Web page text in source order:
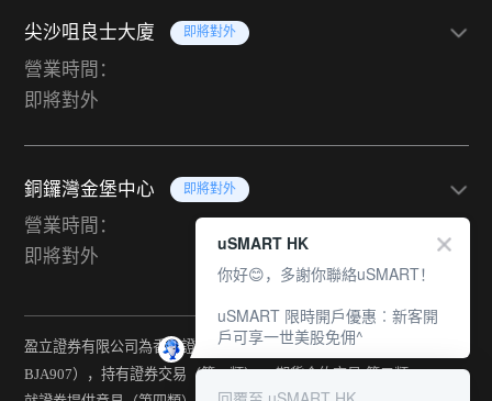
尖沙咀良士大廈 即將對外
營業時間：
即將對外
銅鑼灣金堡中心 即將對外
營業時間：
即將對外
盈立證券有限公司為香港證監會持牌法團（中央編號：
BJA907），持有證券交易（第一類） 、期貨合約交易(第二類) 、
uSMART HK
你好😊，多謝你聯絡uSMART！
uSMART 限時開戶優惠︰新客開
戶可享一世美股免佣^